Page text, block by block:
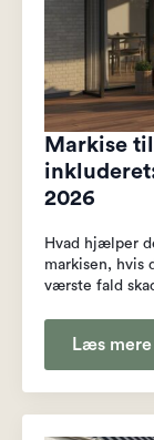
Markise
2026
Hvad hjælper
markisen, hvis
værste fald
Læs mere